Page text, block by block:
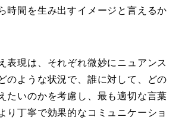
時間を生み出すイメージと言えるか
表現は、それぞれ微妙にニュアンス
のような状況で、誰に対して、どの
たいのかを考慮し、最も適切な言葉
り丁寧で効果的なコミュニケーショ